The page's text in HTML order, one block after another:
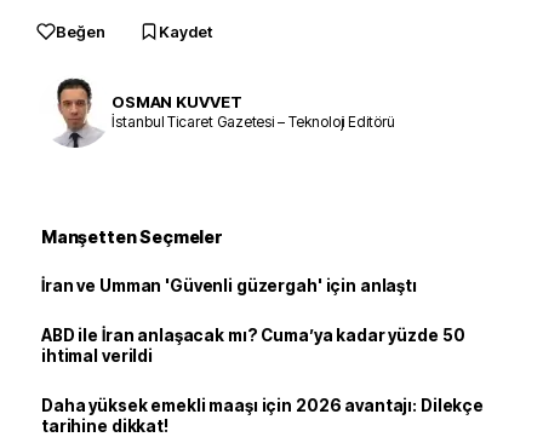
Beğen Kaydet
OSMAN KUVVET
İstanbul Ticaret Gazetesi – Teknoloji Editörü
Manşetten Seçmeler
İran ve Umman 'Güvenli güzergah' için anlaştı
ABD ile İran anlaşacak mı? Cuma’ya kadar yüzde 50
ihtimal verildi
Daha yüksek emekli maaşı için 2026 avantajı: Dilekçe
tarihine dikkat!